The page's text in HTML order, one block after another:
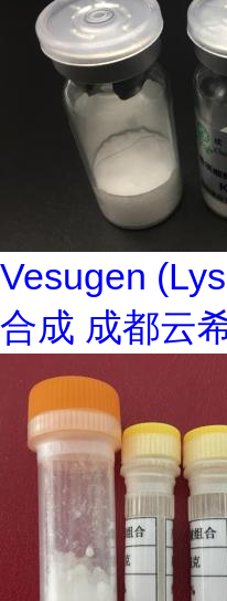
Vesugen
合成 成都云